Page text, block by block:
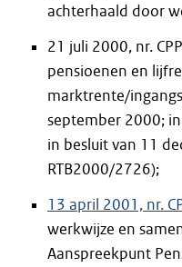
achterhaald door
21 juli 2000, nr.
pensioenen en
marktrente/
september 2000;
in besluit van 11
RTB2000/2726);
13 april 2001, nr.
werkwijze en
Aanspreekpunt